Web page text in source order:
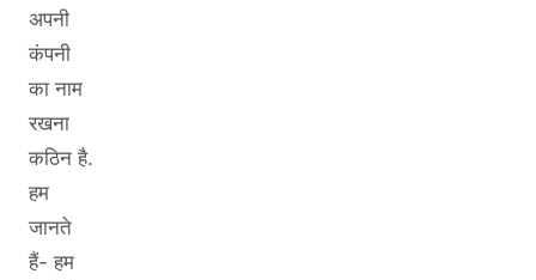
अपनी
कंपनी
का नाम
रखना
कठिन है.
हम
जानते
हैं- हम